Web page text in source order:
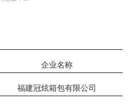
企业名称
福建冠炫箱包有限公司